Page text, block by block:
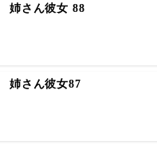
姉さん彼女 88
姉さん彼女87